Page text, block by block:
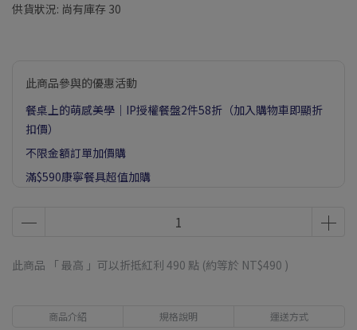
供貨狀況: 尚有庫存 30
此商品參與的優惠活動
餐桌上的萌感美學｜IP授權餐盤2件58折（加入購物車即顯折
扣價）
不限金額訂單加價購
滿$590康寧餐具超值加購
此商品 「 最高 」可以折抵紅利 490 點 (約等於 NT$490 )
商品介紹 規格說明 運送方式